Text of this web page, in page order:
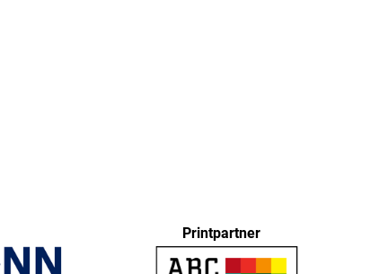
Printpartner